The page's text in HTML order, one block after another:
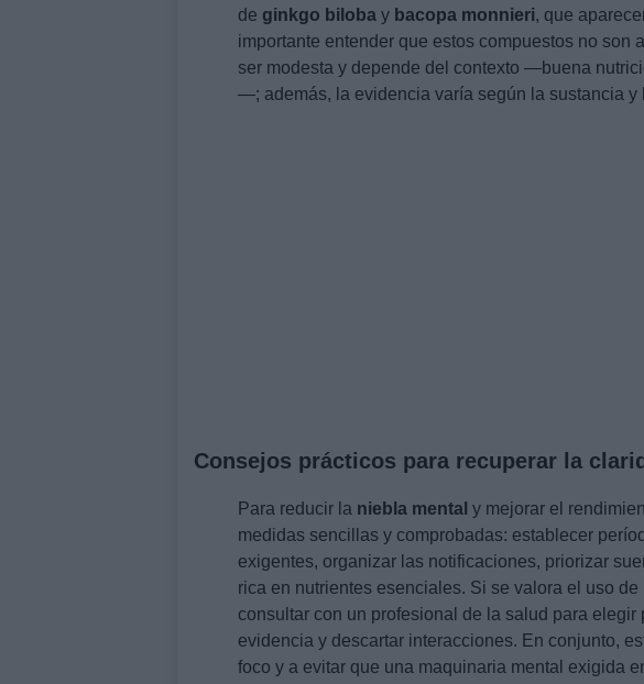
de ginkgo biloba y bacopa monnieri, que
importante entender que estos compuestos no son
ser modesta y depende del contexto —buena
—; además, la evidencia varía según la sustancia y
Consejos prácticos para recuperar la
Para reducir la niebla mental y mejorar el
medidas sencillas y comprobadas: establecer
exigentes, organizar las notificaciones, priorizar
rica en nutrientes esenciales. Si se valora el uso de
consultar con un profesional de la salud para elegir
evidencia y descartar interacciones. En conjunto,
foco y a evitar que una maquinaria mental exigida